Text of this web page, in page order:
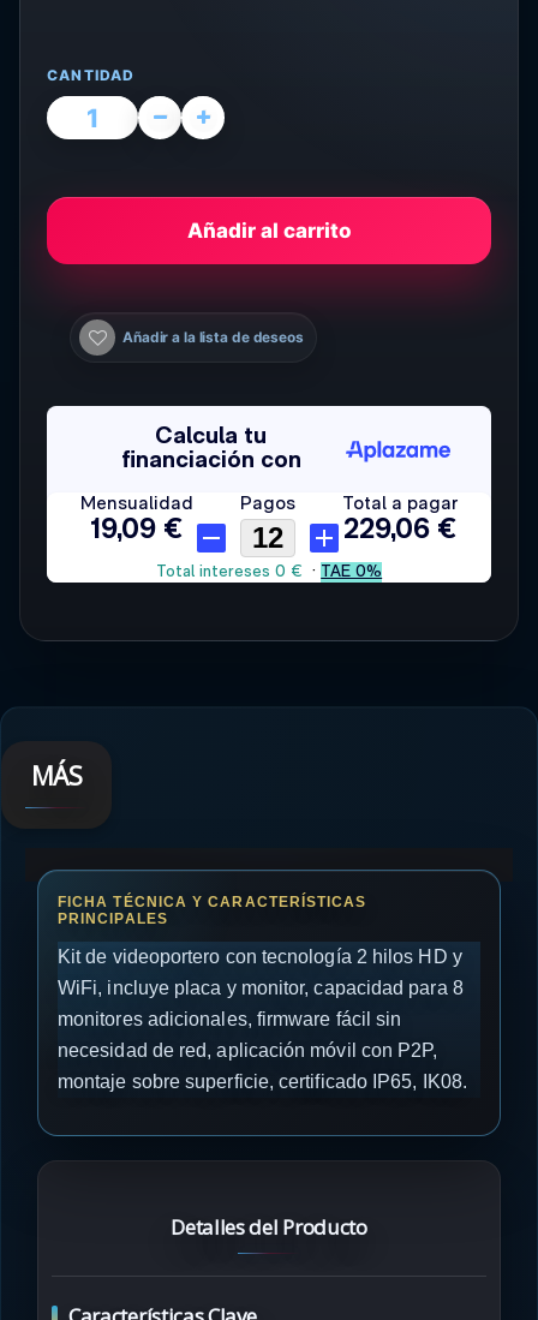
CANTIDAD
Añadir al carrito
Añadir a la lista de deseos
MÁS
Kit de videoportero con tecnología 2 hilos HD y
WiFi, incluye placa y monitor, capacidad para 8
monitores adicionales, firmware fácil sin
necesidad de red, aplicación móvil con P2P,
montaje sobre superficie, certificado IP65, IK08.
Detalles del Producto